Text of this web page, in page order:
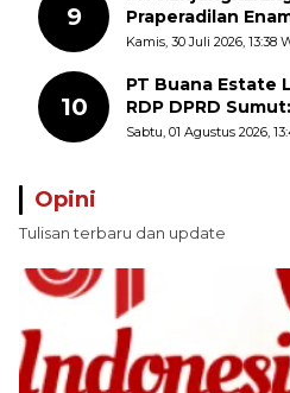
9
Praperadilan
dengan
Kamis, 30 Juli 2026, 13:38
10
PT Buana Estate
RDP DPRD
Batas Sepihak
Sabtu, 01 Agustus 2026,
Opini
Tulisan terbaru dan update